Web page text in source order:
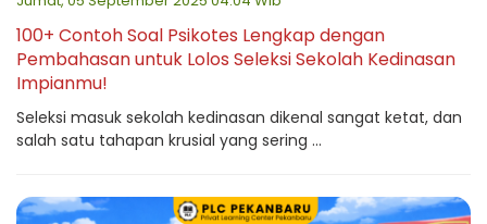
100+ Contoh Soal Psikotes Lengkap dengan
Pembahasan untuk Lolos Seleksi Sekolah Kedinasan
Impianmu!
Seleksi masuk sekolah kedinasan dikenal sangat ketat, dan
salah satu tahapan krusial yang sering ...